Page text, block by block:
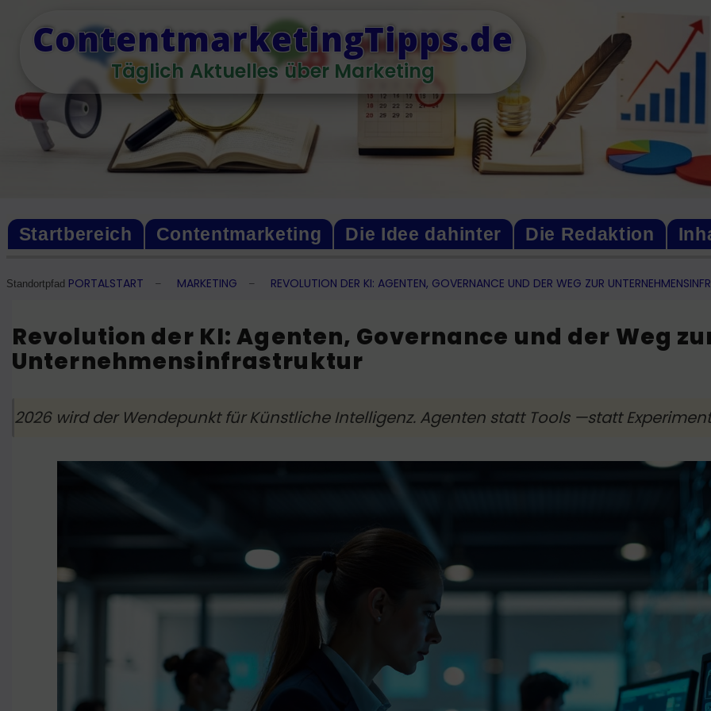
ContentmarketingTipps.de
Täglich Aktuelles über Marketing
Startbereich Contentmarketing Die Idee dahinter Die Redaktion
Standortpfad PORTALSTART – MARKETING – REVOLUTION DER KI: AGENTEN, GOVERNANCE UND DER WEG ZUR
Revolution der KI: Agenten, Governance und der Weg
Unternehmensinfrastruktur
2026 wird der Wendepunkt für Künstliche Intelligenz. Agenten statt Tools —statt